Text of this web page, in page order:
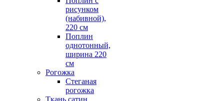
рисунком
(набивной),
220 см
Поплин
однотонный,
ширина 220
см
Рогожка
Стеганая
рогожка
Ткань сатин